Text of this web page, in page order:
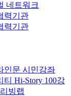
네트워크
력기관
력기관
인문 시민강좌
티 Hi-Story 100강
빙랩